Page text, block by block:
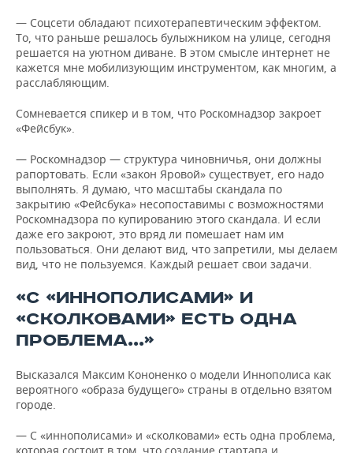
— Соцсети обладают психотерапевтическим эффектом.
То, что раньше решалось булыжником на улице, сегодня
решается на уютном диване. В этом смысле интернет не
кажется мне мобилизующим инструментом, как многим, а
расслабляющим.
Сомневается спикер и в том, что Роскомнадзор закроет
«Фейсбук».
— Роскомнадзор — структура чиновничья, они должны
рапортовать. Если «закон Яровой» существует, его надо
выполнять. Я думаю, что масштабы скандала по
закрытию «Фейсбука» несопоставимы с возможностями
Роскомнадзора по купированию этого скандала. И если
даже его закроют, это вряд ли помешает нам им
пользоваться. Они делают вид, что запретили, мы делаем
вид, что не пользуемся. Каждый решает свои задачи.
«С «ИННОПОЛИСАМИ» И
«СКОЛКОВАМИ» ЕСТЬ ОДНА
ПРОБЛЕМА...»
Высказался Максим Кононенко о модели Иннополиса как
вероятного «образа будущего» страны в отдельно взятом
городе.
— С «иннополисами» и «сколковами» есть одна проблема,